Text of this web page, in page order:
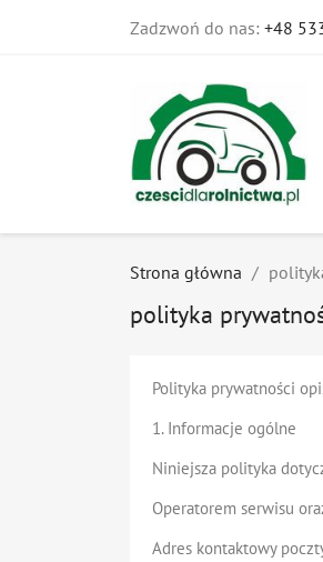
Zadzwoń do nas: +48
Strona główna
polityka
Polityka prywatności
1. Informacje ogólne
Niniejsza polityka
Operatorem serwisu
Adres kontaktowy